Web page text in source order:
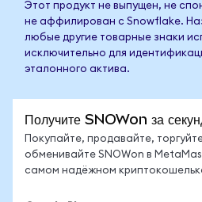
Этот продукт не выпущен, не
не аффилирован с Snowflake.
любые другие товарные знаки
исключительно для
эталонного актива.
Получите SNOWon за
Покупайте, продавайте,
обменивайте SNOWon в
самом надёжном